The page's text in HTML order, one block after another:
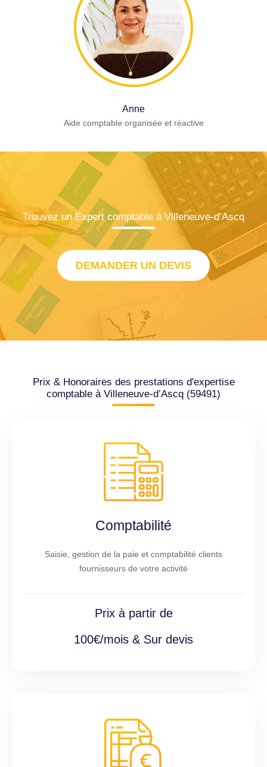
Anne
Aide comptable organisée et réactive
Trouvez un Expert comptable à Villeneuve-d’Ascq
DEMANDER UN DEVIS
Prix & Honoraires des prestations d'expertise
comptable à Villeneuve-d’Ascq (59491)
Comptabilité
Saisie, gestion de la paie et comptabilité clients
fournisseurs de votre activité
Prix à partir de
100€/mois & Sur devis